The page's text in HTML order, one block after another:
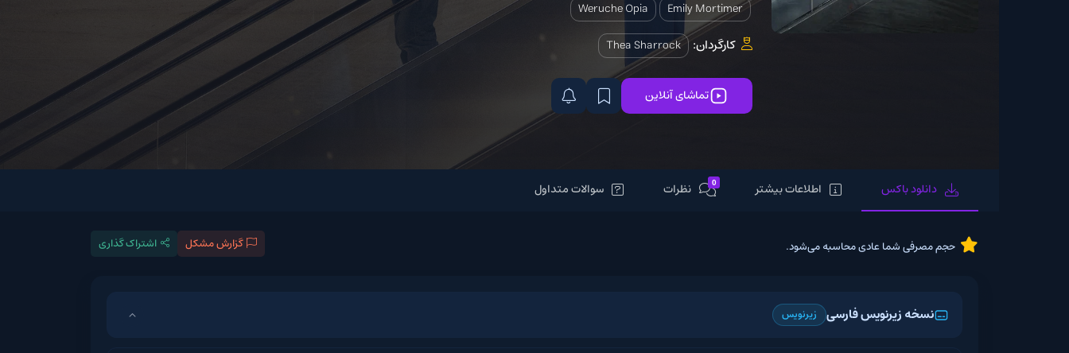
Emily Mortimer
Weruche Opia
Thea Sharrock
تماشای آنلاین
دانلود باکس اطلاعات بیشتر نظرات سوالات متداول
حجم مصرفی شما عادی محاسبه می‌شود. گزارش مشکل اشتراک گذاری
نسخه زیرنویس فارسی زیرنویس